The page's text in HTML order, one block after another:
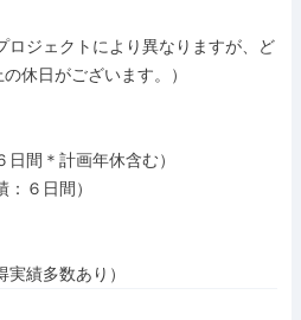
ロジェクトにより異なりますが、ど
休日がございます。）
日間＊計画年休含む）
：６日間）
実績多数あり）